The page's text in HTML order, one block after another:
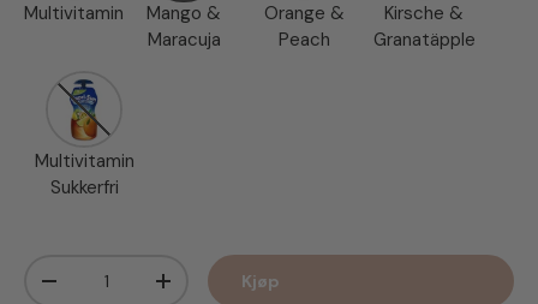
Multivitamin
Mango &
Maracuja
Orange &
Peach
Kirsche &
Granatäpple
Multivitamin Sukkerfri
Multivitamin
Sukkerfri
Senk antall
Øk antall Kjøp